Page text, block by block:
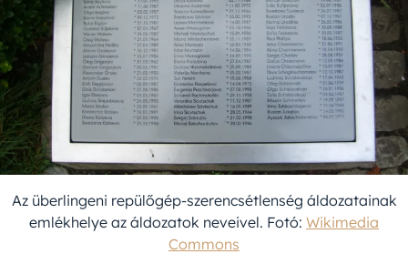
Az überlingeni repülőgép-szerencsétlenség áldozatainak
emlékhelye az áldozatok neveivel. Fotó: Wikimedia
Commons